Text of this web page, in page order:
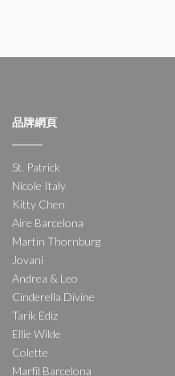
品牌網頁
St. Patrick
Nicole Italy
Kitty Chen
Aire Barcelona
Martin Thornburg
Jovani
Andrea & Leo
Cinderella Divine
Tarik Ediz
Ellie Wilde
Colette
Marfil Barcelona